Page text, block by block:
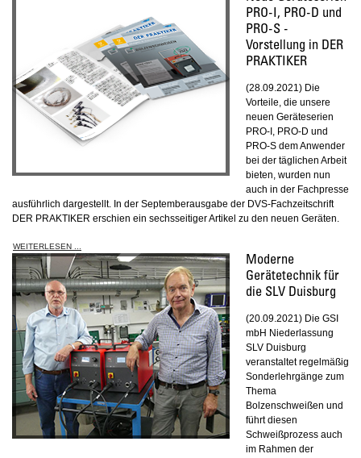
PRO-I, PRO-D und
PRO-S -
Vorstellung in DER
PRAKTIKER
(28.09.2021) Die
Vorteile, die unsere
neuen Geräteserien
PRO-I, PRO-D und
PRO-S dem Anwender
bei der täglichen Arbeit
bieten, wurden nun
auch in der Fachpresse
ausführlich dargestellt. In der Septemberausgabe der DVS-Fachzeitschrift
DER PRAKTIKER erschien ein sechsseitiger Artikel zu den neuen Geräten.
WEITERLESEN ...
Moderne
Gerätetechnik für
die SLV Duisburg
(20.09.2021) Die GSI
mbH Niederlassung
SLV Duisburg
veranstaltet regelmäßig
Sonderlehrgänge zum
Thema
Bolzenschweißen und
führt diesen
Schweißprozess auch
im Rahmen der